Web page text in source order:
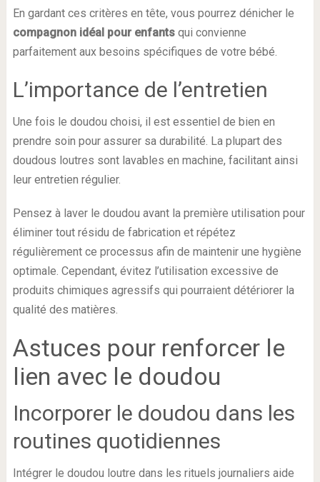
En gardant ces critères en tête, vous pourrez dénicher le
compagnon idéal pour enfantsqui convienne
parfaitement aux besoins spécifiques de votre bébé.
L’importance de l’entretien
Une fois le doudou choisi, il est essentiel de bien en
prendre soin pour assurer sa durabilité. La plupart des
doudous loutres sont lavables en machine, facilitant ainsi
leur entretien régulier.
Pensez à laver le doudou avant la première utilisation pour
éliminer tout résidu de fabrication et répétez
régulièrement ce processus afin de maintenir une hygiène
optimale. Cependant, évitez l’utilisation excessive de
produits chimiques agressifs qui pourraient détériorer la
qualité des matières.
Astuces pour renforcer le
lien avec le doudou
Incorporer le doudou dans les
routines quotidiennes
Intégrer le doudou loutre dans les rituels journaliers aide